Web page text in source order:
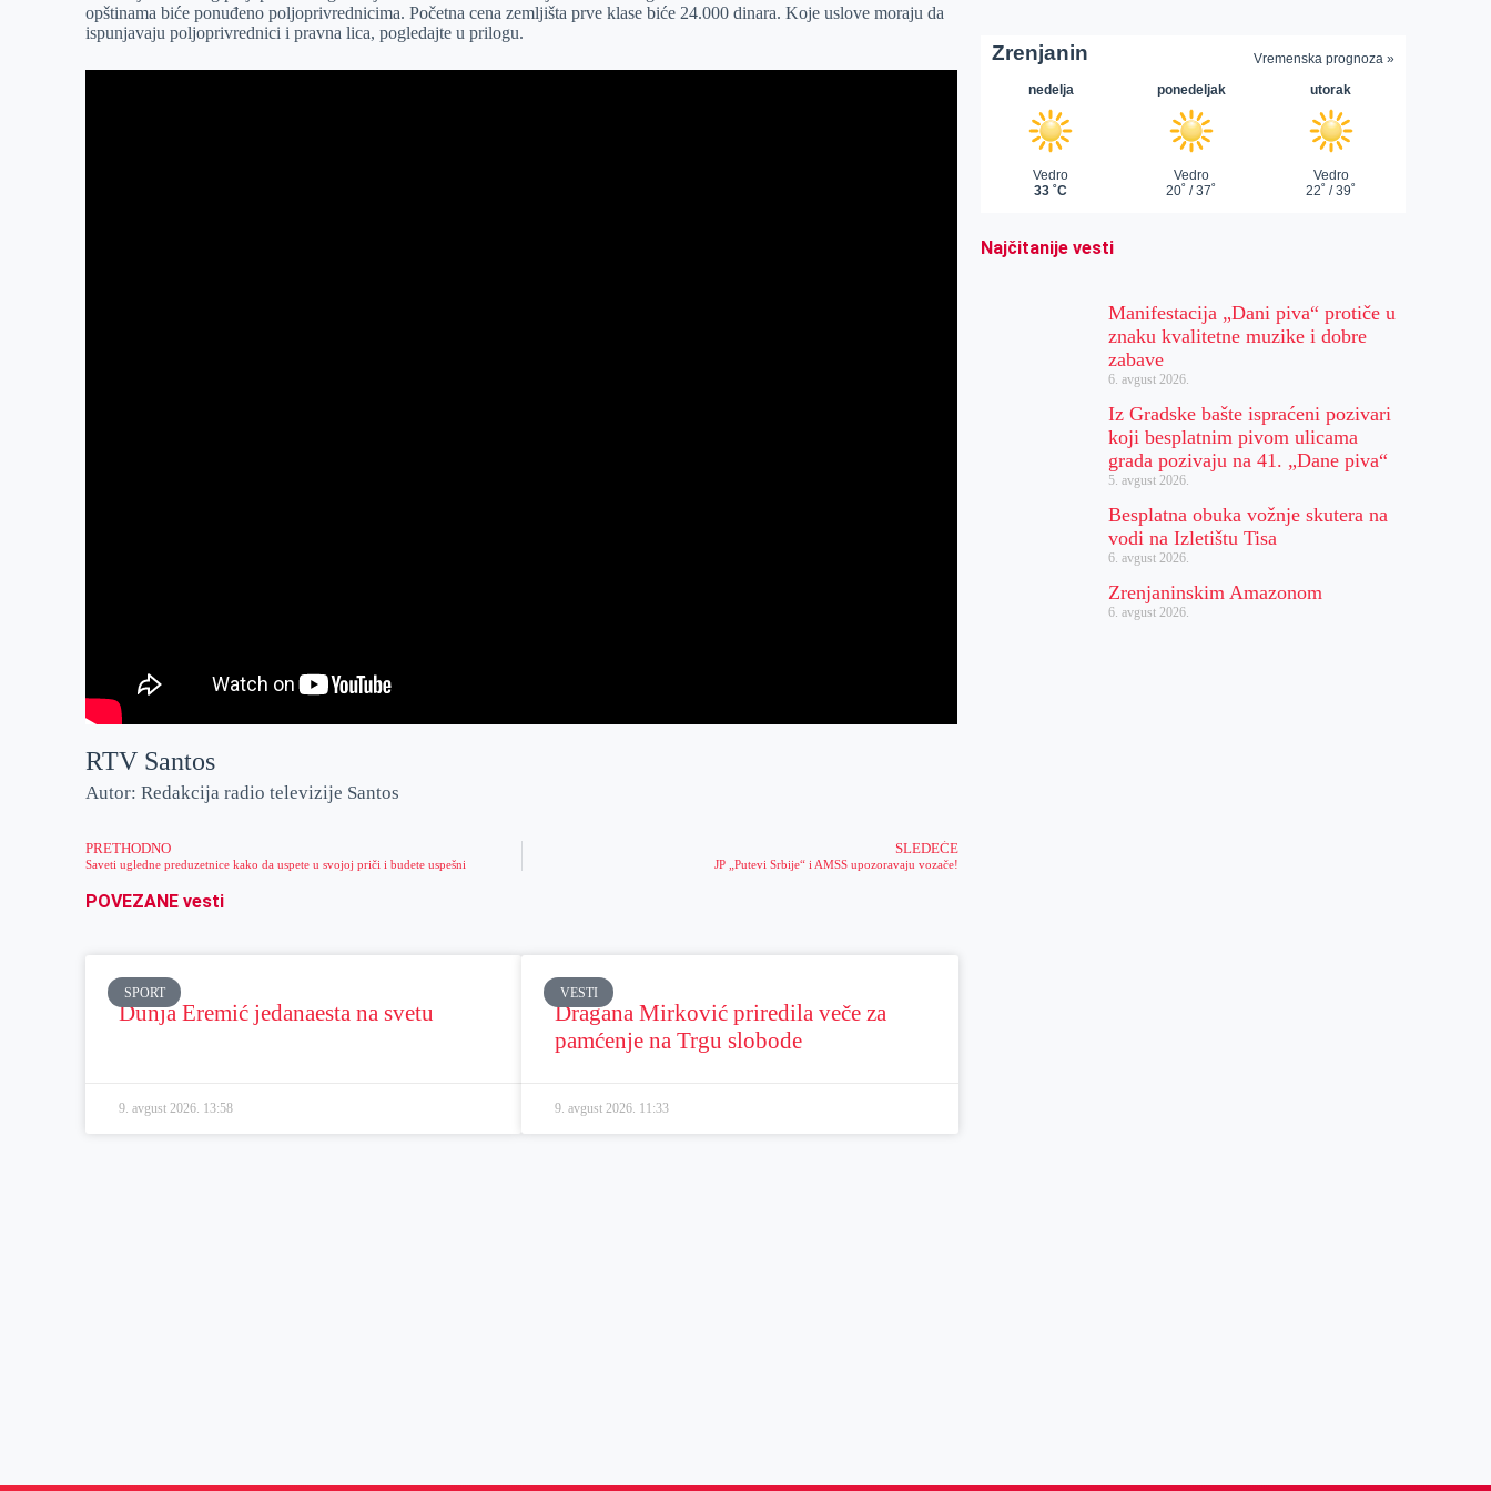
r
n
A
i
opštinama biće ponuđeno poljoprivrednicima. Početna cena zemljišta prve klase biće 24.000 dinara. Koje uslove moraju da
ispunjavaju poljoprivrednici i pravna lica, pogledajte u prilogu.
RTV Santos
Autor: Redakcija radio televizije Santos
PRETHODNO
Saveti ugledne preduzetnice kako da uspete u svojoj priči i budete uspešni
SLEDEĆE
JP „Putevi Srbije“ i AMSS upozoravaju vozače!
POVEZANE vesti
SPORT
Dunja Eremić jedanaesta na svetu
9. avgust 2026. 13:58
VESTI
Dragana Mirković priredila veče za
pamćenje na Trgu slobode
9. avgust 2026. 11:33
Najčitanije vesti
Manifestacija „Dani piva“ protiče u
znaku kvalitetne muzike i dobre
zabave
6. avgust 2026.
Iz Gradske bašte ispraćeni pozivari
koji besplatnim pivom ulicama
grada pozivaju na 41. „Dane piva“
5. avgust 2026.
Besplatna obuka vožnje skutera na
vodi na Izletištu Tisa
6. avgust 2026.
Zrenjaninskim Amazonom
6. avgust 2026.